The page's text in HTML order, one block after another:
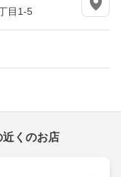
目1-5
くのお店